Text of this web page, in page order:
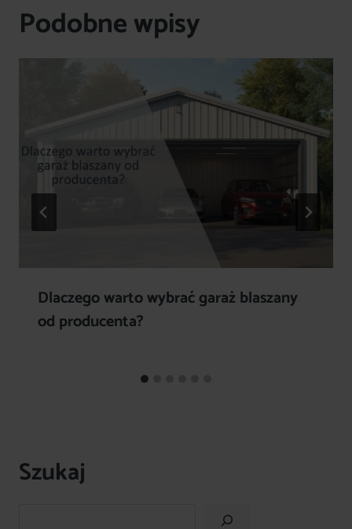
Podobne wpisy
Dlaczego warto wybrać garaż blaszany
od producenta?
Szukaj